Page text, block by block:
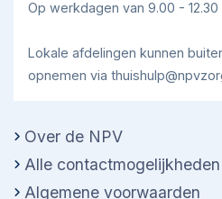
van christelijk
Nieuws van de dag
voor abortussen: ‘Dan
EO Ziekenhuizen gaan
doen: ‘Duivels dilemma’
Op werkdagen van 9.00 - 12.30
Lokale afdelingen kunnen
opnemen via
Over de NPV
Alle contactmogelijkheden
Algemene voorwaarden